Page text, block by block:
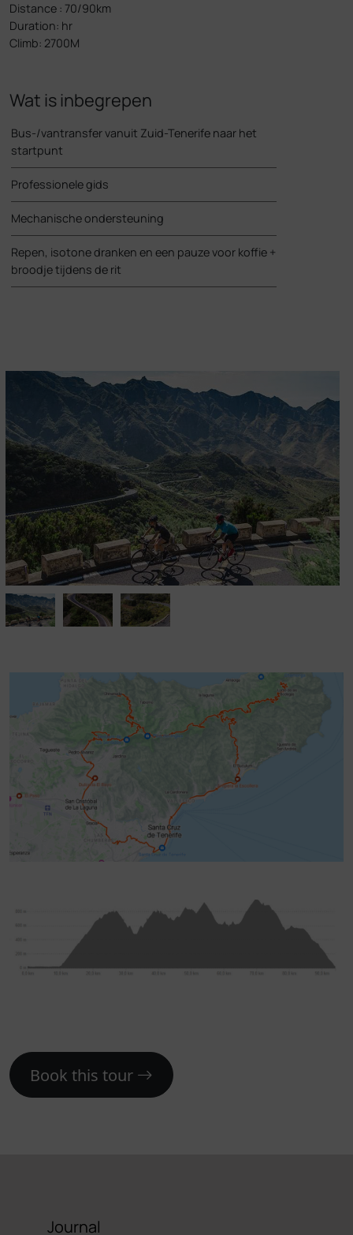
Distance : 70/90km
Duration: hr
Climb: 2700M
Wat is inbegrepen
Bus-/vantransfer vanuit Zuid-Tenerife naar het
startpunt
Professionele gids
Mechanische ondersteuning
Repen, isotone dranken en een pauze voor koffie +
broodje tijdens de rit
Book this tour
Journal